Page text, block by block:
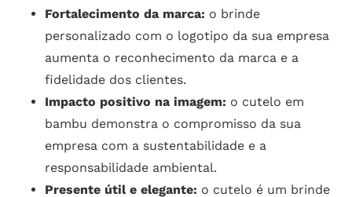
Fortalecimento da marca: o brinde
personalizado com o logotipo da sua empresa
aumenta o reconhecimento da marca e a
fidelidade dos clientes.
Impacto positivo na imagem: o cutelo em
bambu demonstra o compromisso da sua
empresa com a sustentabilidade e a
responsabilidade ambiental.
Presente útil e elegante: o cutelo é um brinde